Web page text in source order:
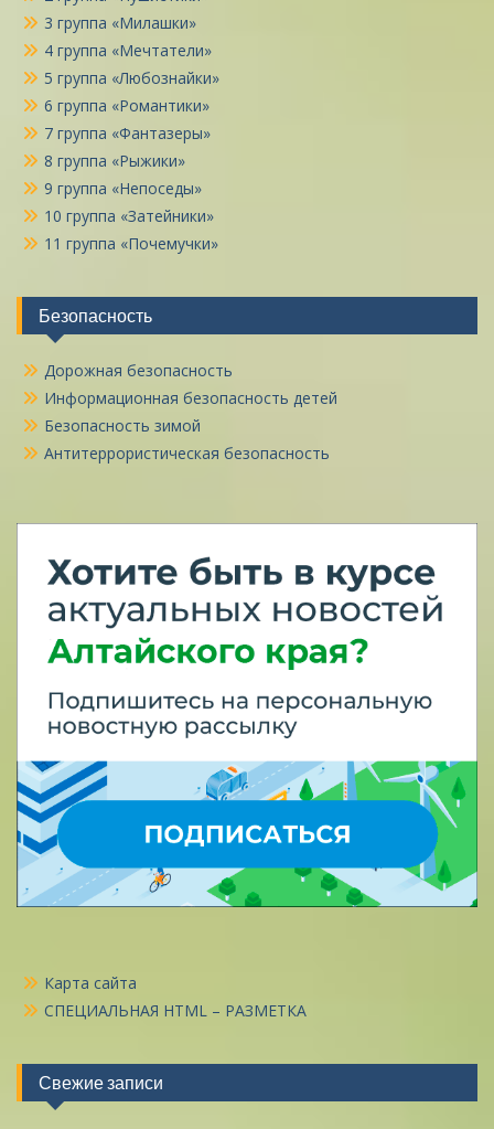
3 группа «Милашки»
4 группа «Мечтатели»
5 группа «Любознайки»
6 группа «Романтики»
7 группа «Фантазеры»
8 группа «Рыжики»
9 группа «Непоседы»
10 группа «Затейники»
11 группа «Почемучки»
Безопасность
Дорожная безопасность
Информационная безопасность детей
Безопасность зимой
Антитеррористическая безопасность
Карта сайта
СПЕЦИАЛЬНАЯ HTML – РАЗМЕТКА
Свежие записи